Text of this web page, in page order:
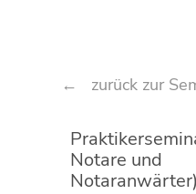
zurück zur
Navigation
überspringen
Notare und
Notaranwärter)